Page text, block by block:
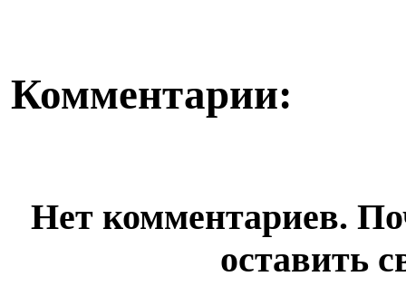
Комментарии:
Нет комментариев.
оставить